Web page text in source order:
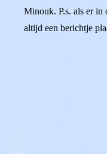
Minouk. P.s. als er in
altijd een berichtje